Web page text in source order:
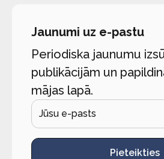
Jaunumi uz e-pastu
Periodiska jaunumu
publikācijām un
mājas lapā.
Pieteikties